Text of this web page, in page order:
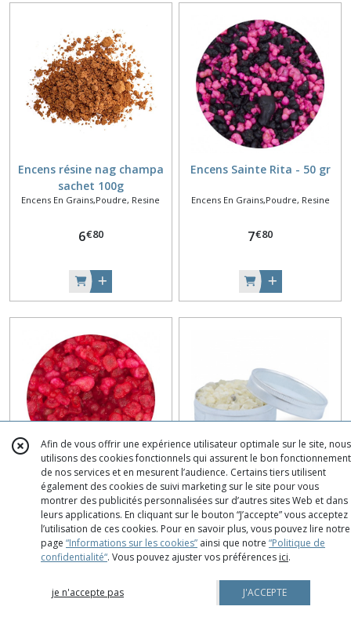
Encens résine nag champa
sachet 100g
Encens En Grains,Poudre, Resine
6€80
Encens Sainte Rita - 50 gr
Encens En Grains,Poudre, Resine
7€80
Encens Nazareth rose - 50
gr
Encens En Grains,Poudre, Resine
5€80
Encens résine - Cathedral
(cathédrale)
Encens En Grains,Poudre, Resine
4€ 80
Afin de vous offrir une expérience utilisateur optimale sur le site, nous
utilisons des cookies fonctionnels qui assurent le bon fonctionnement
de nos services et en mesurent l’audience. Certains tiers utilisent
également des cookies de suivi marketing sur le site pour vous
montrer des publicités personnalisées sur d’autres sites Web et dans
leurs applications. En cliquant sur le bouton “J’accepte” vous acceptez
l’utilisation de ces cookies. Pour en savoir plus, vous pouvez lire notre
page “Informations sur les cookies” ainsi que notre “Politique de
confidentialité“. Vous pouvez ajuster vos préférences ici.
je n'accepte pas J'ACCEPTE